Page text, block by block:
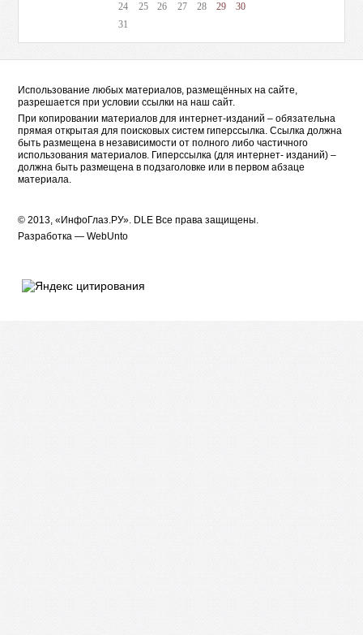
24
25 26 27 28 29
30
31
Использование любых материалов, размещённых на сайте,
разрешается при условии ссылки на наш сайт.
При копировании материалов для интернет-изданий – обязательна
прямая открытая для поисковых систем гиперссылка. Ссылка должна
быть размещена в независимости от полного либо частичного
использования материалов. Гиперссылка (для интернет- изданий) –
должна быть размещена в подзаголовке или в первом абзаце
материала.
© 2013, «ИнфоГлаз.РУ». DLE Все права защищены.
Разработка —WebUnto